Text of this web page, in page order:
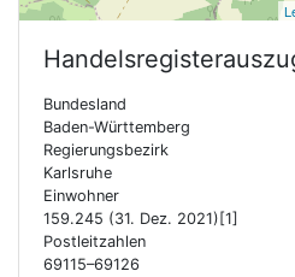
Bundesland
Baden-Württemberg
Regierungsbezirk
Karlsruhe
Einwohner
159.245 (31. Dez. 2021)[1]
Postleitzahlen
69115–69126